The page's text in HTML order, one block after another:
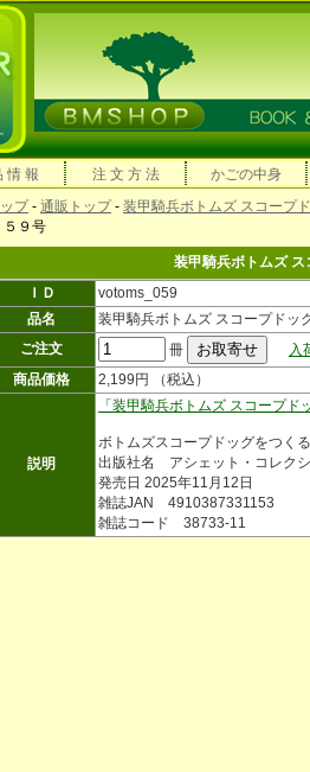
情 報 注 文 方 法 かごの中身
ップ- 通販トップ- 装甲騎兵ボトムズ スコープ
５９号
装甲騎兵ボトムズ
ＩＤ
votoms_059
品名
装甲騎兵ボトムズ スコープドッ
ご注文
冊
入
商品価格
2,199円 （税込）
説明
「装甲騎兵ボトムズ スコープ
ボトムズスコープドッグをつく
出版社名 アシェット・コレク
発売日 2025年11月12日
雑誌JAN 4910387331153
雑誌コード 38733-11